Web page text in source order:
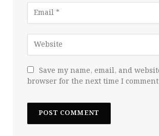
Save my name, email, and
browser for the next time I